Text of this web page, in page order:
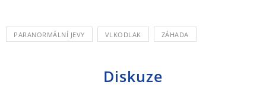
PARANORMÁLNÍ JEVY VLKODLAK ZÁHADA
Diskuze